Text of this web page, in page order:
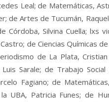
Leal; de Matemáticas,
de Artes de Tucumán,
Córdoba, Silvina Cuella; lxs
de Ciencias Químicas
de La Plata,
Sarale; de Trabajo
Fagiano; de
UBA, Patricia Funes; de